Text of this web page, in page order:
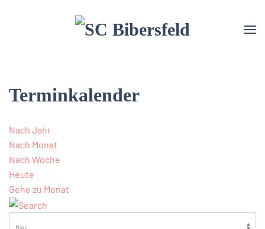
Terminkalender
Nach Jahr
Nach Monat
Nach Woche
Heute
Gehe zu Monat